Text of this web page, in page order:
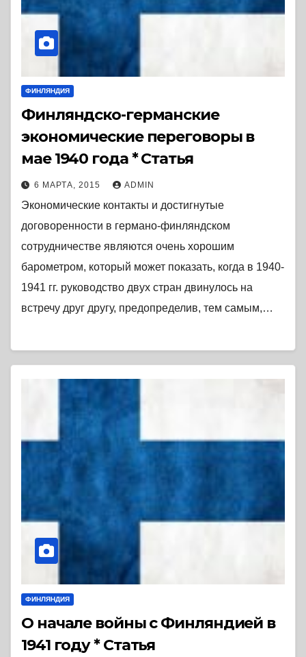
ФИНЛЯНДИЯ
Финляндско-германские
экономические переговоры в
мае 1940 года * Статья
6 МАРТА, 2015 ADMIN
Экономические контакты и достигнутые
договоренности в германо-финляндском
сотрудничестве являются очень хорошим
барометром, который может показать, когда в 1940-
1941 гг. руководство двух стран двинулось на
встречу друг другу, предопределив, тем самым,…
ФИНЛЯНДИЯ
О начале войны с Финляндией в
1941 году * Статья